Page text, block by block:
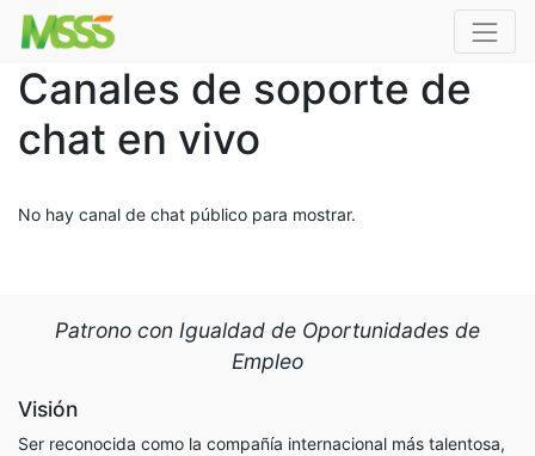
Canales de soporte de
chat en vivo
No hay canal de chat público para mostrar.
Patrono con Igualdad de Oportunidades de
Empleo
Visión
Ser reconocida como la compañía internacional más talentosa,